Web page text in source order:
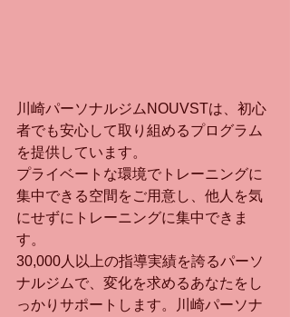
川崎パーソナルジムNOUVSTは、初心
者でも安心して取り組めるプログラム
を提供しています。
プライベートな環境でトレーニングに
集中できる空間をご用意し、他人を気
にせずにトレーニングに集中できま
す。
30,000人以上の指導実績を誇るパーソ
ナルジムで、変化を求めるあなたをし
っかりサポートします。川崎パーソナ